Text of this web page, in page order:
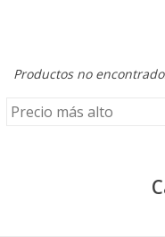
Productos no